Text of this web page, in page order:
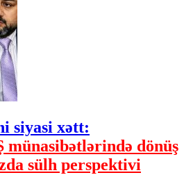
siyasi xətt:
münasibətlərində dönüş
sülh perspektivi